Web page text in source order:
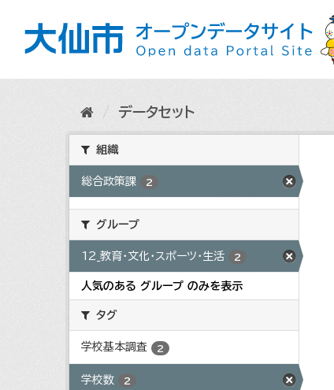
データセット
組織
総合政策課 2
グループ
12_教育・文化・スポーツ・生活 2
人気のある グループ のみを表示
タグ
学校基本調査 2
学校数 2